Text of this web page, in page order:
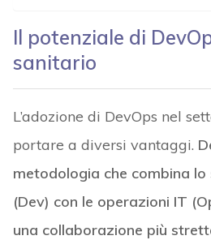
Il potenziale di
sanitario
L’adozione di DevOps nel
portare a diversi vantaggi.
metodologia che combina
(Dev) con le operazioni IT
una collaborazione più